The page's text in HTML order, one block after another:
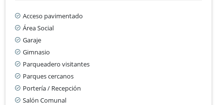
Acceso pavimentado
Área Social
Garaje
Gimnasio
Parqueadero visitantes
Parques cercanos
Portería / Recepción
Salón Comunal